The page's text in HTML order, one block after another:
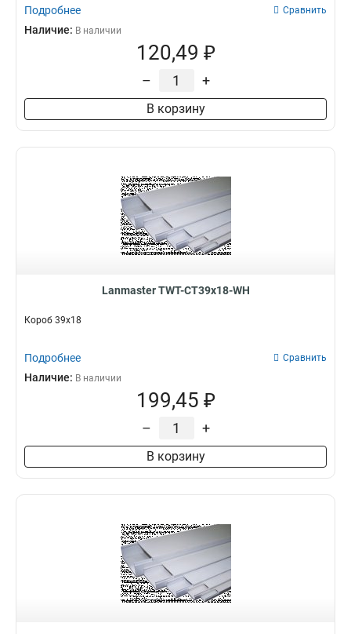
Подробнее Сравнить
Наличие: В наличии
120,49 ₽
– +
В корзину
Lanmaster TWT-CT39x18-WH
Короб 39х18
Подробнее Сравнить
Наличие: В наличии
199,45 ₽
– +
В корзину